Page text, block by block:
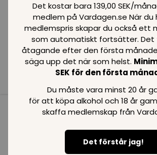
Det kostar bara 139,00 SEK/
medlem på Vardagen.se När du
medlemspris skapar du också ett
som automatiskt fortsätter. Det
åtagande efter den första
säga upp det när som helst.
SEK för den första
Du måste vara minst 20 år
för att köpa alkohol och 18 år
skaffa medlemskap från
Det förstår jag!
Loading...
Normalpris
SEK
Loading...
Normalpris
99SEK
99SEK
Se alla i kategorin